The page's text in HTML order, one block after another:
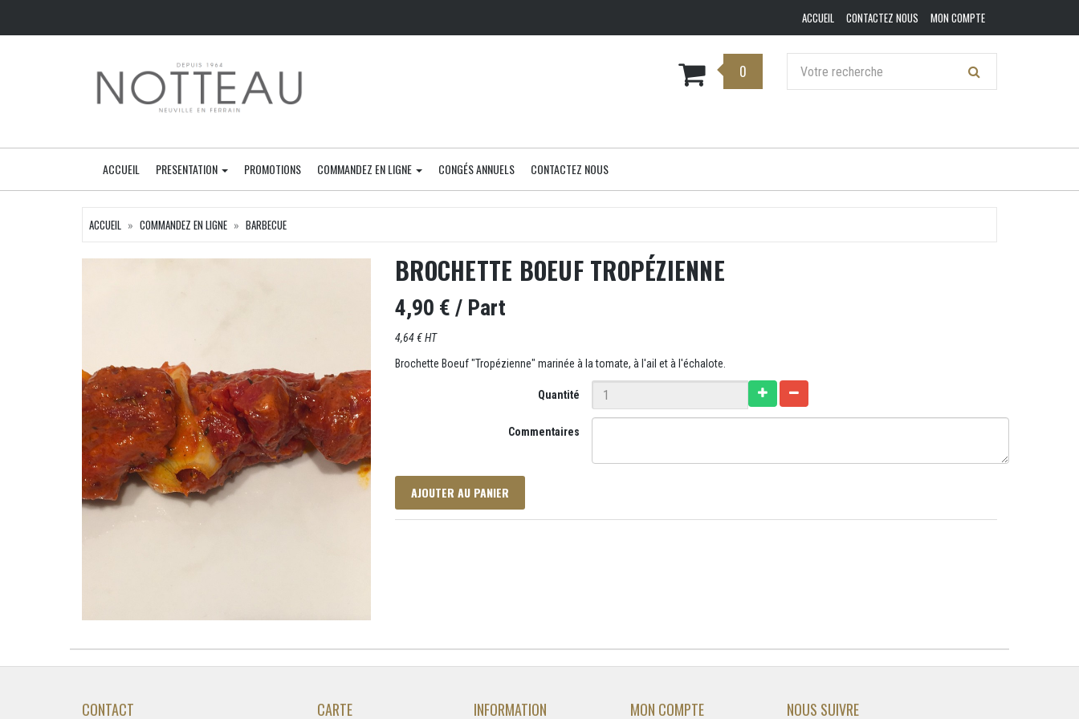
ACCUEIL CONTACTEZ NOUS MON COMPTE
0
ACCUEIL PRESENTATION PROMOTIONS COMMANDEZ EN LIGNE CONGÉS ANNUELS CONTACTEZ NOUS
ACCUEIL COMMANDEZ EN LIGNE BARBECUE
BROCHETTE BOEUF TROPÉZIENNE
4,90 € / Part
4,64 € HT
Brochette Boeuf "Tropézienne" marinée à la tomate, à l'ail et à l'échalote.
Quantité
Commentaires
AJOUTER AU PANIER
CONTACT CARTE INFORMATION MON COMPTE NOUS SUIVRE